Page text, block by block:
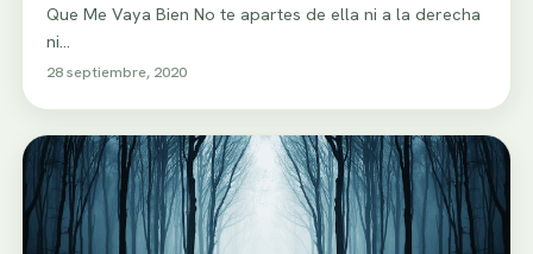
Que Me Vaya Bien No te apartes de ella ni a la derecha
ni…
28 septiembre, 2020